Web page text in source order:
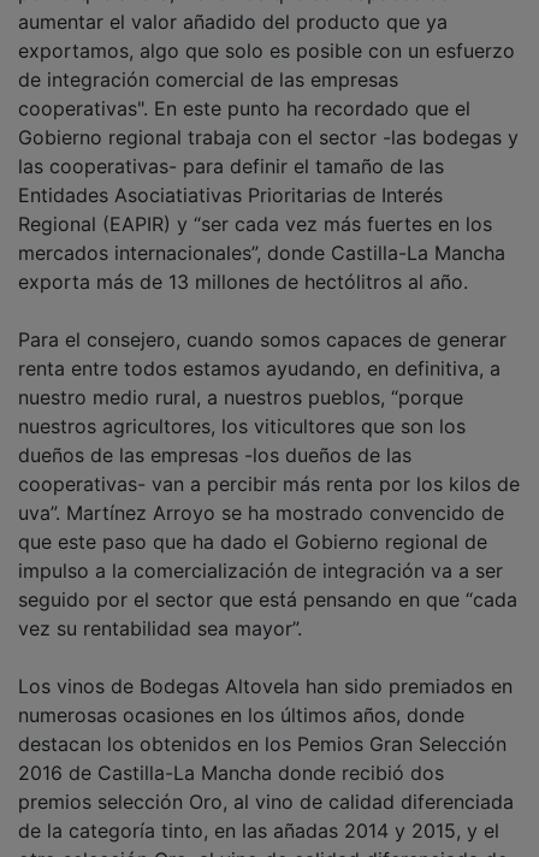
exportamos, algo que solo es posible con un esfuerzo
de integración comercial de las empresas
cooperativas". En este punto ha recordado que el
Gobierno regional trabaja con el sector -las bodegas y
las cooperativas- para definir el tamaño de las
Entidades Asociatiativas Prioritarias de Interés
Regional (EAPIR) y “ser cada vez más fuertes en los
mercados internacionales”, donde Castilla-La Mancha
exporta más de 13 millones de hectólitros al año.
renta entre todos estamos ayudando, en definitiva, a
nuestro medio rural, a nuestros pueblos, “porque
nuestros agricultores, los viticultores que son los
dueños de las empresas -los dueños de las
cooperativas- van a percibir más renta por los kilos de
uva”. Martínez Arroyo se ha mostrado convencido de
que este paso que ha dado el Gobierno regional de
impulso a la comercialización de integración va a ser
seguido por el sector que está pensando en que “cada
vez su rentabilidad sea mayor”.
numerosas ocasiones en los últimos años, donde
destacan los obtenidos en los Pemios Gran Selección
2016 de Castilla-La Mancha donde recibió dos
premios selección Oro, al vino de calidad diferenciada
de la categoría tinto, en las añadas 2014 y 2015, y el
otro selección Oro, al vino de calidad diferenciada de